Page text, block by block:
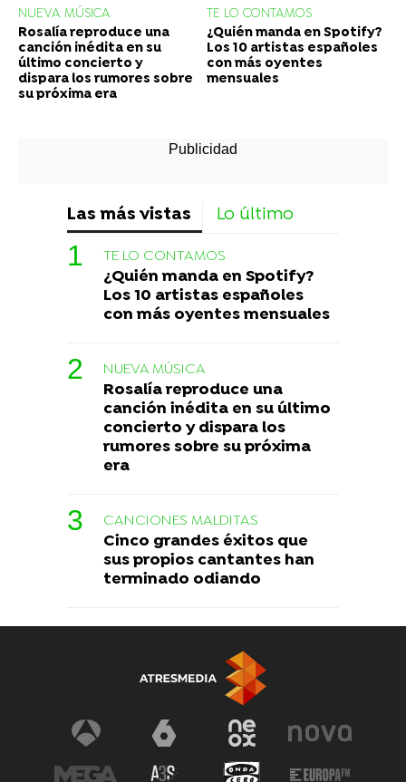
NUEVA MÚSICA
Rosalía reproduce una
canción inédita en su
último concierto y
dispara los rumores sobre
su próxima era
TE LO CONTAMOS
¿Quién manda en Spotify?
Los 10 artistas españoles
con más oyentes
mensuales
Las más vistas Lo último
TE LO CONTAMOS
¿Quién manda en Spotify?
Los 10 artistas españoles
con más oyentes mensuales
NUEVA MÚSICA
Rosalía reproduce una
canción inédita en su último
concierto y dispara los
rumores sobre su próxima
era
CANCIONES MALDITAS
Cinco grandes éxitos que
sus propios cantantes han
terminado odiando